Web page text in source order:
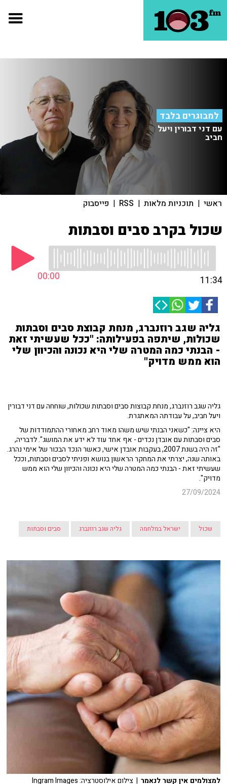
למבוגרים בלבד
עם דני דבורין ויעל
חביב
ראשי | תוכניות מלאות |
RSS
| פייסבוק
שכול בקרב סבים וסבתות
00:00 11:34
גליה שגב רוזנברג, מנחת קבוצת סבים וסבתות
שכולות, שיתפה בפעילותה: "ככל שעשיתי זאת
- הבנתי כמה המטרה שלי היא נכונה והכיוון שלי
הוא ממש מדויק"
גליה שגב רוזנברג, מנחת קבוצות סבים וסבתות שכולות, שוחחה עם דני דבורין
ויעל חביב, על עבודתה המאתגרת.
היא ציינה: "כשאני הבנתי שיש משהו מאוד רחב מאחורי ההתמודדות של
סבים וסבתות עם אובדן נכדים - אף אחד עוד לא ידע את המושג". לדבריה,
"זה היה בשנת 2007, בעקבות אובדן אישי, כאשר הנכד הבכור של אימי נהרג.
באותה שנה, יצרתי את המחקר הראשון בנושא ופניתי לסבים וסבתות, וככל
שעשיתי זאת - הבנתי כמה המטרה שלי היא נכונה והכיוון שלי הוא ממש
מדויק".
27/09/2024
שכול ישראל במלחמה גליה שגב רוזנברג סבים וסבתות
למצולמים אין קשר לנאמר | צילום אילוסטרציה: Ingram Images